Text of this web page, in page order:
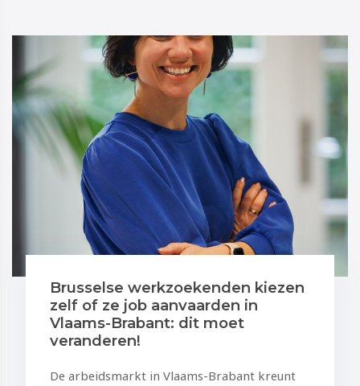
Brusselse werkzoekenden kiezen
zelf of ze job aanvaarden in
Vlaams-Brabant: dit moet
veranderen!
De arbeidsmarkt in Vlaams-Brabant kreunt